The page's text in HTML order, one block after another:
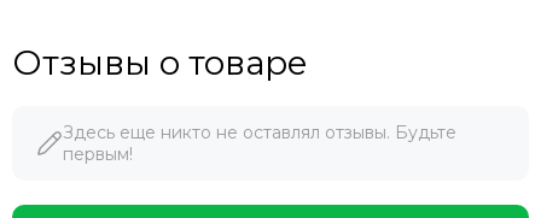
Отзывы о товаре
Здесь еще никто не оставлял отзывы. Будьте
первым!